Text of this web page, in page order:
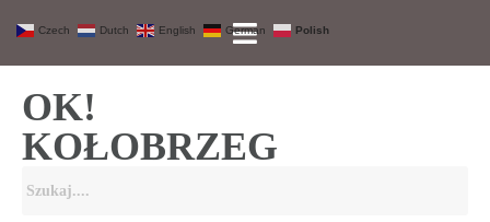
OK!
KOŁOBRZEG
Czech Dutch English German Polish